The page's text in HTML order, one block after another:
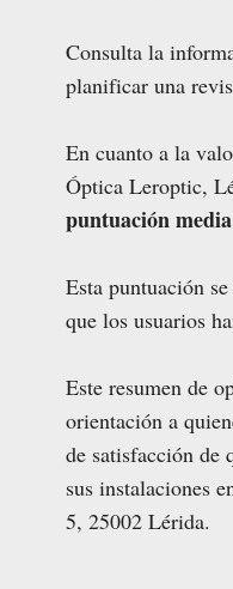
Consulta la
planificar una
En cuanto a la
Óptica Leroptic,
puntuación
Esta puntuación
que los usuarios
Este resumen de
orientación a
de satisfacción de
sus instalaciones
5, 25002 Lérida.